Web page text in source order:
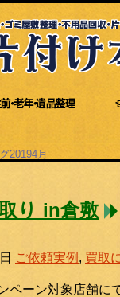
20194月
り in倉敷
ご依頼実例 , 買取
ペーン対象店舗に